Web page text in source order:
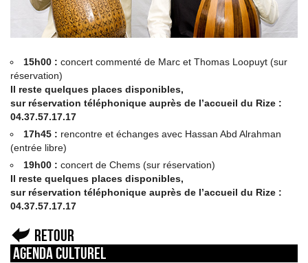
15h00 : concert commenté de Marc et Thomas Loopuyt (sur
réservation)
Il reste quelques places disponibles,
sur réservation téléphonique auprès de l’accueil du Rize :
04.37.57.17.17
17h45 : rencontre et échanges avec Hassan Abd Alrahman
(entrée libre)
19h00 : concert de Chems (sur réservation)
Il reste quelques places disponibles,
sur réservation téléphonique auprès de l’accueil du Rize :
04.37.57.17.17
Retour
Agenda culturel